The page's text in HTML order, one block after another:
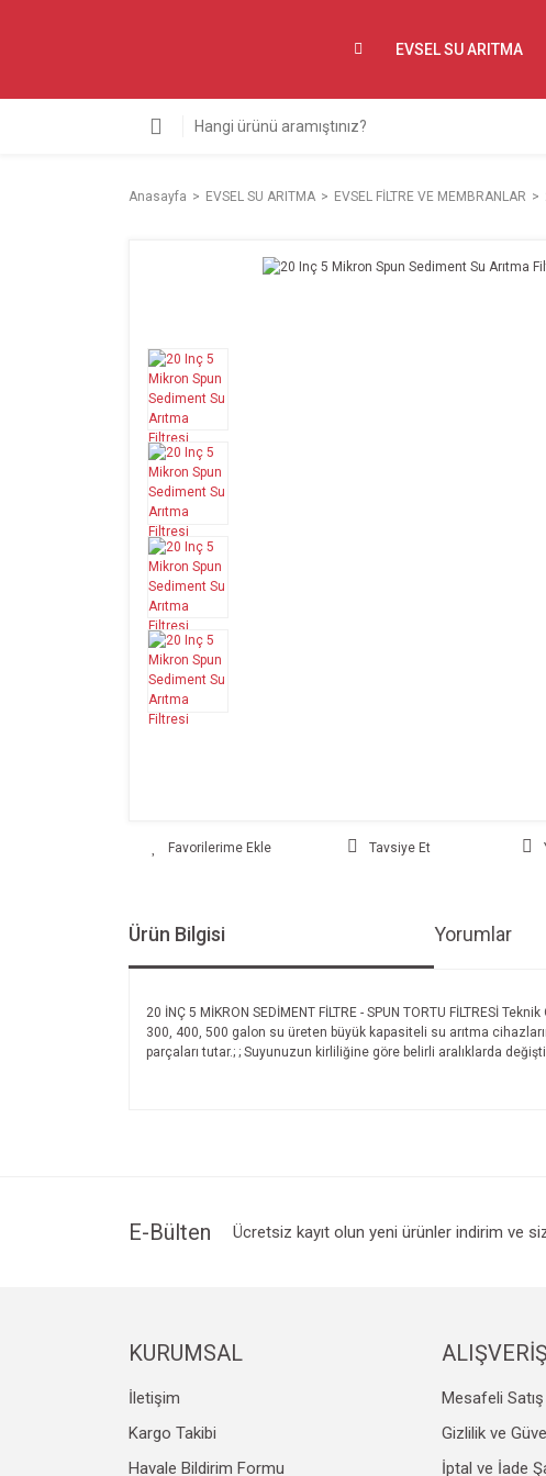
EVSEL SU ARITMA
Anasayfa EVSEL SU ARITMA EVSEL FİLTRE VE MEMBRANLAR
Tavsiye Et
Ürün Bilgisi Yorumlar
20 İNÇ 5 MİKRON SEDİMENT FİLTRE - SPUN TORTU FİLTRESİ
300, 400, 500 galon su üreten büyük kapasiteli su arıtma
parçaları tutar.; ; Suyunuzun kirliliğine göre belirli aralıklarda
Ürün bilgilerinde hatalar bulunuyor.
E-Bülten Ücretsiz kayıt olun yeni ürünler indirim ve
KURUMSAL
İletişim
Kargo Takibi
Havale Bildirim Formu
ALIŞVERİŞ
Mesafeli
Gizlilik ve
İptal ve İade